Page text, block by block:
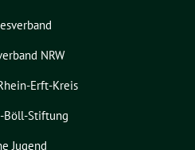
NRW
Erft-Kreis
Böll-Stiftung
Jugend